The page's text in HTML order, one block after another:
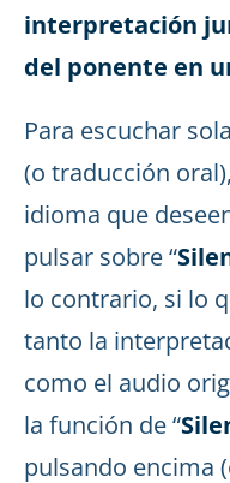
interpretación
del ponente en
Para escuchar
(o traducción
idioma que
pulsar sobre “
lo contrario, si lo
tanto la
como el audio
la función de “
pulsando encima